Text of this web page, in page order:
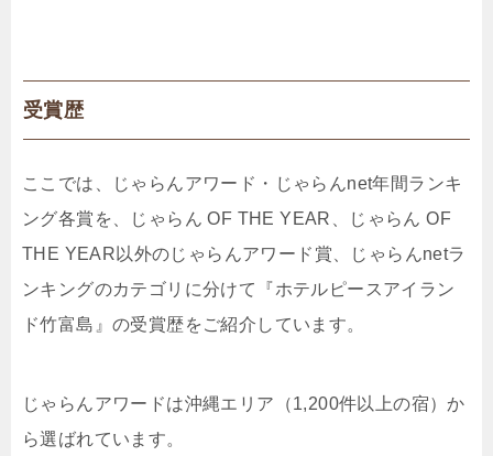
受賞歴
ここでは、じゃらんアワード・じゃらんnet年間ランキ
ング各賞を、じゃらん OF THE YEAR、じゃらん OF
THE YEAR以外のじゃらんアワード賞、じゃらんnetラ
ンキングのカテゴリに分けて『ホテルピースアイラン
ド竹富島』の受賞歴をご紹介しています。
じゃらんアワードは沖縄エリア（1,200件以上の宿）か
ら選ばれています。